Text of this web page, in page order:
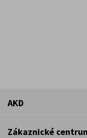
AKD
Zákaznické